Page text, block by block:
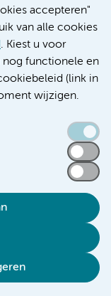
accepteren"
van alle cookies
. Kiest u voor
nog functionele en
(link in
wijzigen.